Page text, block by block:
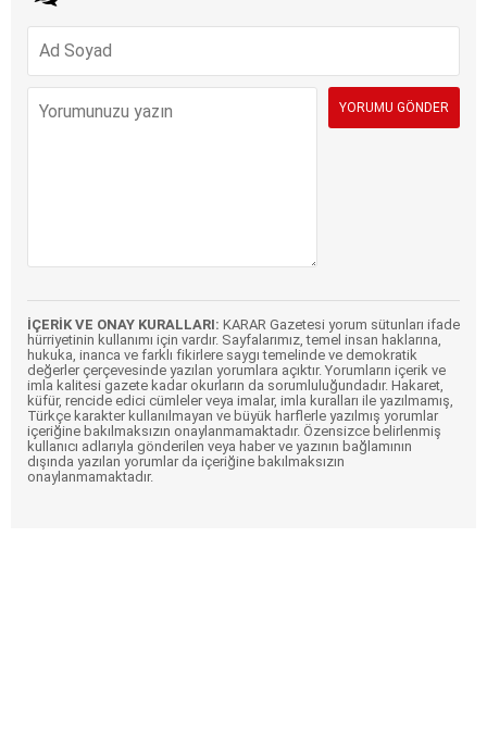
İÇERİK VE ONAY KURALLARI: KARAR Gazetesi yorum sütunları ifade
hürriyetinin kullanımı için vardır. Sayfalarımız, temel insan haklarına,
hukuka, inanca ve farklı fikirlere saygı temelinde ve demokratik
değerler çerçevesinde yazılan yorumlara açıktır. Yorumların içerik ve
imla kalitesi gazete kadar okurların da sorumluluğundadır. Hakaret,
küfür, rencide edici cümleler veya imalar, imla kuralları ile yazılmamış,
Türkçe karakter kullanılmayan ve büyük harflerle yazılmış yorumlar
içeriğine bakılmaksızın onaylanmamaktadır. Özensizce belirlenmiş
kullanıcı adlarıyla gönderilen veya haber ve yazının bağlamının
dışında yazılan yorumlar da içeriğine bakılmaksızın
onaylanmamaktadır.